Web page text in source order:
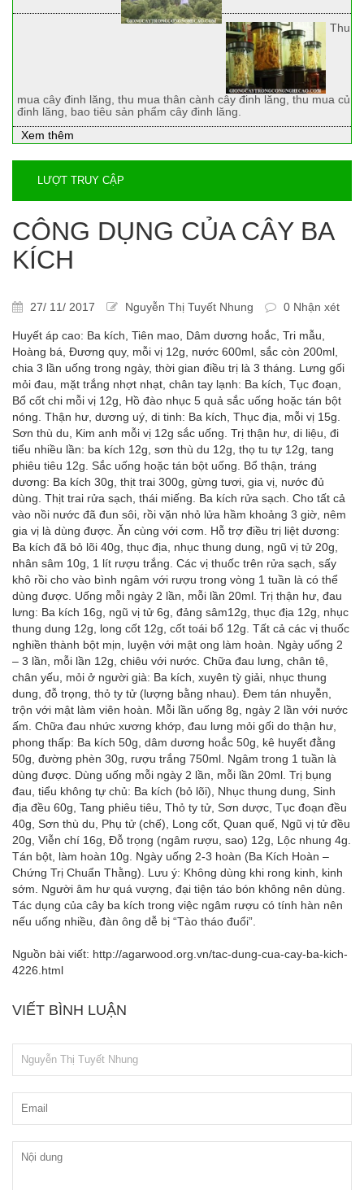
Thu
mua cây đinh lăng, thu mua thân cành cây đinh lăng, thu mua củ
đinh lăng, bao tiêu sản phẩm cây đinh lăng.
Xem thêm
LƯỢT TRUY CẬP
CÔNG DỤNG CỦA CÂY BA
KÍCH
27/ 11/ 2017 Nguyễn Thị Tuyết Nhung 0 Nhận xét
Huyết áp cao: Ba kích, Tiên mao, Dâm dương hoắc, Tri mẫu,
Hoàng bá, Ðương quy, mỗi vị 12g, nước 600ml, sắc còn 200ml,
chia 3 lần uống trong ngày, thời gian điều trị là 3 tháng. Lưng gối
mỏi đau, mặt trắng nhợt nhạt, chân tay lạnh: Ba kích, Tục đoạn,
Bổ cốt chi mỗi vị 12g, Hồ đào nhục 5 quả sắc uống hoặc tán bột
nóng. Thận hư, dương uý, di tinh: Ba kích, Thục địa, mỗi vị 15g.
Sơn thù du, Kim anh mỗi vị 12g sắc uống. Trị thận hư, di liệu, đi
tiểu nhiều lần: ba kích 12g, sơn thù du 12g, thọ tu tự 12g, tang
phiêu tiêu 12g. Sắc uống hoặc tán bột uống. Bổ thận, tráng
dương: Ba kích 30g, thịt trai 300g, gừng tươi, gia vị, nước đủ
dùng. Thịt trai rửa sạch, thái miếng. Ba kích rửa sạch. Cho tất cả
vào nồi nước đã đun sôi, rồi vặn nhỏ lửa hầm khoảng 3 giờ, nêm
gia vị là dùng được. Ăn cùng với cơm. Hỗ trợ điều trị liệt dương:
Ba kích đã bỏ lõi 40g, thục địa, nhục thung dung, ngũ vị tử 20g,
nhân sâm 10g, 1 lít rượu trắng. Các vị thuốc trên rửa sạch, sấy
khô rồi cho vào bình ngâm với rượu trong vòng 1 tuần là có thể
dùng được. Uống mỗi ngày 2 lần, mỗi lần 20ml. Trị thận hư, đau
lưng: Ba kích 16g, ngũ vị tử 6g, đảng sâm12g, thục địa 12g, nhục
thung dung 12g, long cốt 12g, cốt toái bổ 12g. Tất cả các vị thuốc
nghiền thành bột mịn, luyện với mật ong làm hoàn. Ngày uống 2
– 3 lần, mỗi lần 12g, chiêu với nước. Chữa đau lưng, chân tê,
chân yếu, mỏi ở người già: Ba kích, xuyên tỳ giải, nhục thung
dung, đỗ trọng, thỏ ty tử (lượng bằng nhau). Đem tán nhuyễn,
trộn với mật làm viên hoàn. Mỗi lần uống 8g, ngày 2 lần với nước
ấm. Chữa đau nhức xương khớp, đau lưng mỏi gối do thận hư,
phong thấp: Ba kích 50g, dâm dương hoắc 50g, kê huyết đằng
50g, đường phèn 30g, rượu trắng 750ml. Ngâm trong 1 tuần là
dùng được. Dùng uống mỗi ngày 2 lần, mỗi lần 20ml. Trị bụng
đau, tiểu không tự chủ: Ba kích (bỏ lõi), Nhục thung dung, Sinh
địa đều 60g, Tang phiêu tiêu, Thỏ ty tử, Sơn dược, Tục đoạn đều
40g, Sơn thù du, Phụ tử (chế), Long cốt, Quan quế, Ngũ vị tử đều
20g, Viễn chí 16g, Đỗ trọng (ngâm rượu, sao) 12g, Lộc nhung 4g.
Tán bột, làm hoàn 10g. Ngày uống 2-3 hoàn (Ba Kích Hoàn –
Chứng Trị Chuẩn Thằng). Lưu ý: Không dùng khi rong kinh, kinh
sớm. Người âm hư quá vượng, đại tiện táo bón không nên dùng.
Tác dụng của cây ba kích trong việc ngâm rượu có tính hàn nên
nếu uống nhiều, đàn ông dễ bị “Tào tháo đuổi”.
Nguồn bài viết: http://agarwood.org.vn/tac-dung-cua-cay-ba-kich-
4226.html
VIẾT BÌNH LUẬN